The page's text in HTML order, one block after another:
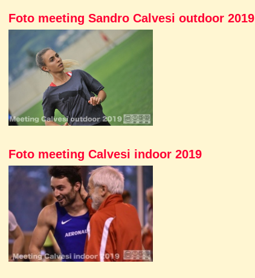
Foto meeting Sandro Calvesi outdoor 2019
Foto meeting Calvesi indoor 2019